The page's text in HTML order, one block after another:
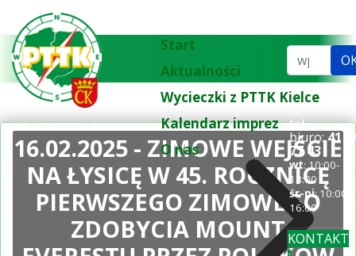
Start
Aktualności
Wycieczki z PTTK Kielce
Kalendarz imprez
O nas
Szukaj...
tel.
biuro:41
77 43
wt: 10:00-
18:00
śr-pi: 10:00-
16:00
KONTAKT
16.02.2025 - ZIMOWE WEJŚCIE
NA ŁYSICĘ W 45. ROCZNICĘ
PIERWSZEGO ZIMOWEGO
ZDOBYCIA MOUNT